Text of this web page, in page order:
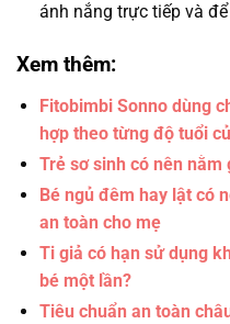
ánh nắng trực tiếp và
Xem thêm:
Fitobimbi Sonno dùng
hợp theo từng độ tuổi
Trẻ sơ sinh có nên
Bé ngủ đêm hay lật có
an toàn cho mẹ
Ti giả có hạn sử dụng
bé một lần?
Tiêu chuẩn an toàn